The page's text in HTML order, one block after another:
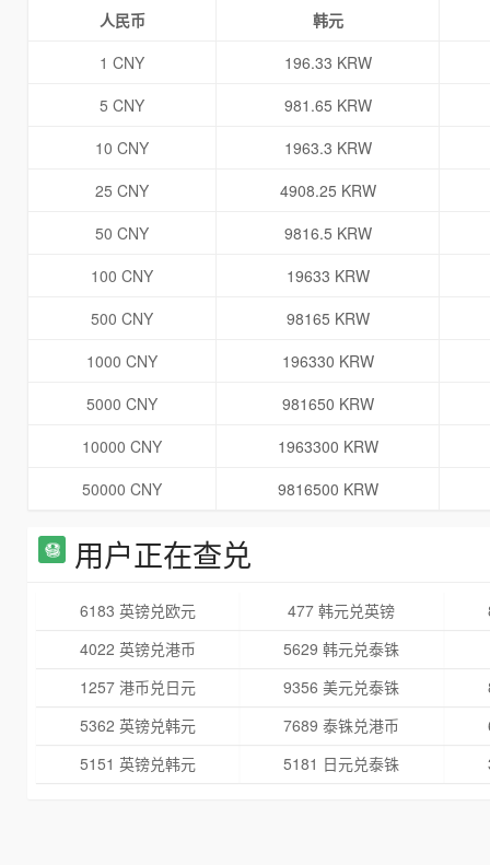
人民币
韩元
1 CNY
196.33 KRW
5 CNY
981.65 KRW
10 CNY
1963.3 KRW
25 CNY
4908.25 KRW
50 CNY
9816.5 KRW
100 CNY
19633 KRW
500 CNY
98165 KRW
1000 CNY
196330 KRW
5000 CNY
981650 KRW
10000 CNY
1963300 KRW
50000 CNY
9816500 KRW
用户正在查兑
6183 英镑兑欧元 477 韩元兑英镑
4022 英镑兑港币
5629 韩元兑泰铢
1257 港币兑日元
9356 美元兑泰铢
5362 英镑兑韩元
7689 泰铢兑港币
5151 英镑兑韩元
5181 日元兑泰铢